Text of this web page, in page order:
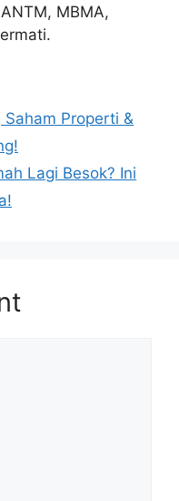
MBMA,
Saham Properti &
Lagi Besok? Ini